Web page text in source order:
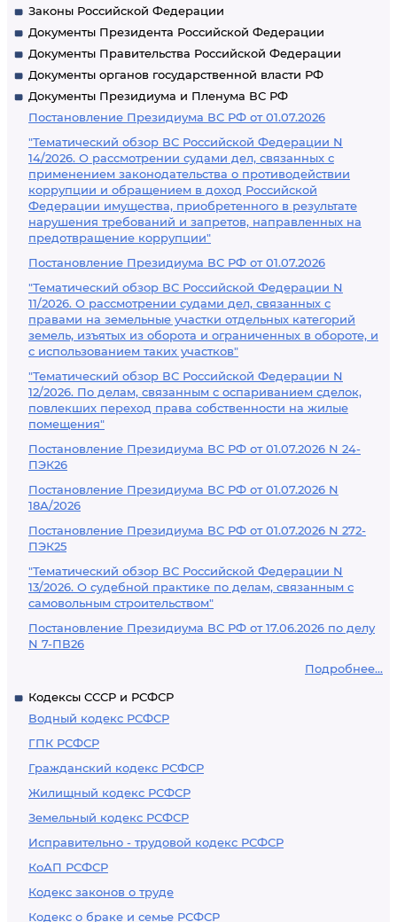
Законы Российской Федерации
Документы Президента Российской Федерации
Документы Правительства Российской Федерации
Документы органов государственной власти РФ
Документы Президиума и Пленума ВС РФ
Постановление Президиума ВС РФ от 01.07.2026
"Тематический обзор ВС Российской Федерации N
14/2026. О рассмотрении судами дел, связанных с
применением законодательства о противодействии
коррупции и обращением в доход Российской
Федерации имущества, приобретенного в результате
нарушения требований и запретов, направленных на
предотвращение коррупции"
Постановление Президиума ВС РФ от 01.07.2026
"Тематический обзор ВС Российской Федерации N
11/2026. О рассмотрении судами дел, связанных с
правами на земельные участки отдельных категорий
земель, изъятых из оборота и ограниченных в обороте, и
с использованием таких участков"
"Тематический обзор ВС Российской Федерации N
12/2026. По делам, связанным с оспариванием сделок,
повлекших переход права собственности на жилые
помещения"
Постановление Президиума ВС РФ от 01.07.2026 N 24-
ПЭК26
Постановление Президиума ВС РФ от 01.07.2026 N
18А/2026
Постановление Президиума ВС РФ от 01.07.2026 N 272-
ПЭК25
"Тематический обзор ВС Российской Федерации N
13/2026. О судебной практике по делам, связанным с
самовольным строительством"
Постановление Президиума ВС РФ от 17.06.2026 по делу
N 7-ПВ26
Подробнее...
Кодексы СССР и РСФСР
Водный кодекс РСФСР
ГПК РСФСР
Гражданский кодекс РСФСР
Жилищный кодекс РСФСР
Земельный кодекс РСФСР
Исправительно - трудовой кодекс РСФСР
КоАП РСФСР
Кодекс законов о труде
Кодекс о браке и семье РСФСР